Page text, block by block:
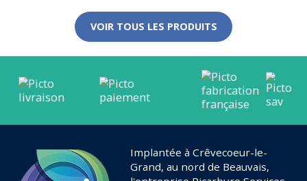
VOIR TOUS LES PRODUITS
Implantée à Crêvecoeur-le-
Grand, au nord de Beauvais,